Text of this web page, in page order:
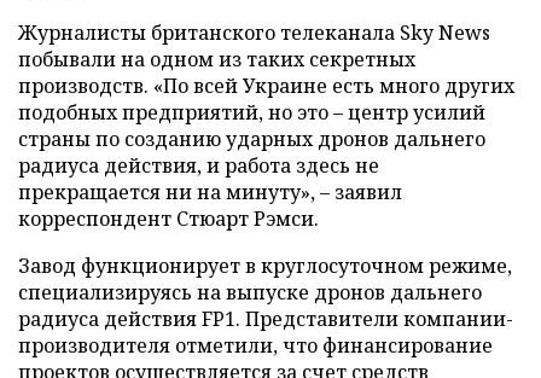
Журналисты британского телеканала Sky News
побывали на одном из таких секретных
производств. «По всей Украине есть много других
подобных предприятий, но это – центр усилий
страны по созданию ударных дронов дальнего
радиуса действия, и работа здесь не
прекращается ни на минуту», – заявил
корреспондент Стюарт Рэмси.
Завод функционирует в круглосуточном режиме,
специализируясь на выпуске дронов дальнего
радиуса действия FP1. Представители компании-
производителя отметили, что финансирование
проектов осуществляется за счет средств